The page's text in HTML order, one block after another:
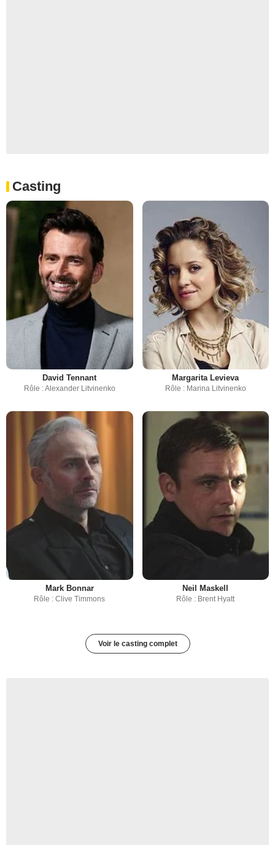
Casting
David Tennant
Rôle : Alexander Litvinenko
Margarita Levieva
Rôle : Marina Litvinenko
Mark Bonnar
Rôle : Clive Timmons
Neil Maskell
Rôle : Brent Hyatt
Voir le casting complet